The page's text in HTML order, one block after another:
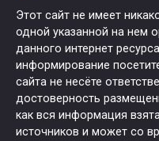
Этот сайт не имеет
одной указанной на нем
данного интернет
информирование
сайта не несёте
достоверность
как вся информация
источников и может со